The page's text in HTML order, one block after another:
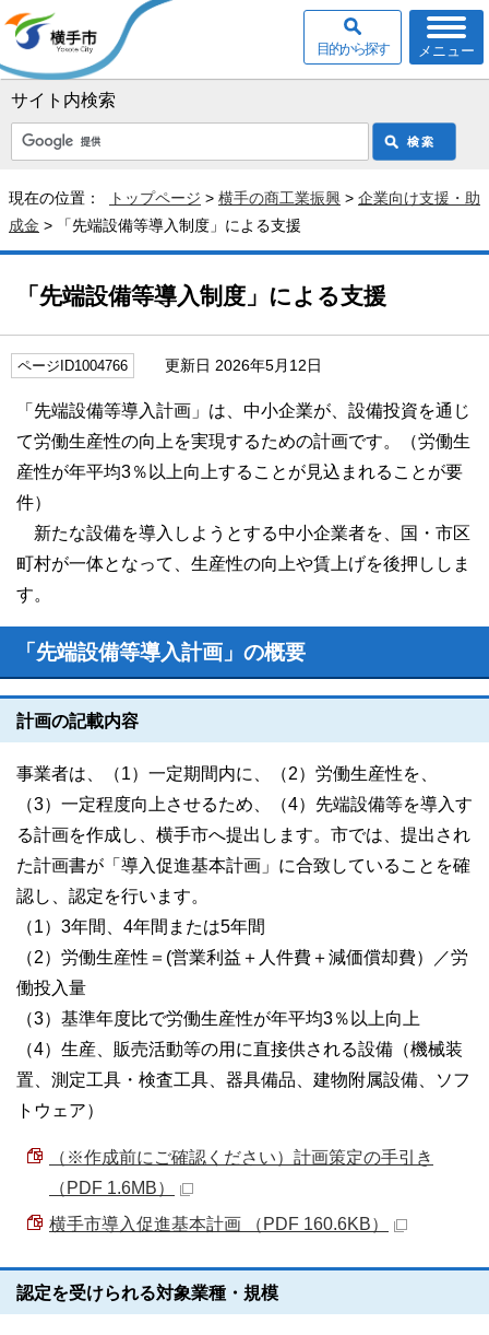
サイト内検索
メニュー
目的から探す
現在の位置： トップページ > 横手の商工業振興 > 企業向け支援・助
成金 > 「先端設備等導入制度」による支援
「先端設備等導入制度」による支援
ページID1004766 更新日 2026年5月12日
「先端設備等導入計画」は、中小企業が、設備投資を通じ
て労働生産性の向上を実現するための計画です。（労働生
産性が年平均3％以上向上することが見込まれることが要
件）
新たな設備を導入しようとする中小企業者を、国・市区
町村が一体となって、生産性の向上や賃上げを後押ししま
す。
「先端設備等導入計画」の概要
計画の記載内容
事業者は、（1）一定期間内に、（2）労働生産性を、
（3）一定程度向上させるため、（4）先端設備等を導入す
る計画を作成し、横手市へ提出します。市では、提出され
た計画書が「導入促進基本計画」に合致していることを確
認し、認定を行います。
（1）3年間、4年間または5年間
（2）労働生産性＝(営業利益＋人件費＋減価償却費）／労
働投入量
（3）基準年度比で労働生産性が年平均3％以上向上
（4）生産、販売活動等の用に直接供される設備（機械装
置、測定工具・検査工具、器具備品、建物附属設備、ソフ
トウェア）
（※作成前にご確認ください）計画策定の手引き
（PDF 1.6MB）
横手市導入促進基本計画 （PDF 160.6KB）
認定を受けられる対象業種・規模